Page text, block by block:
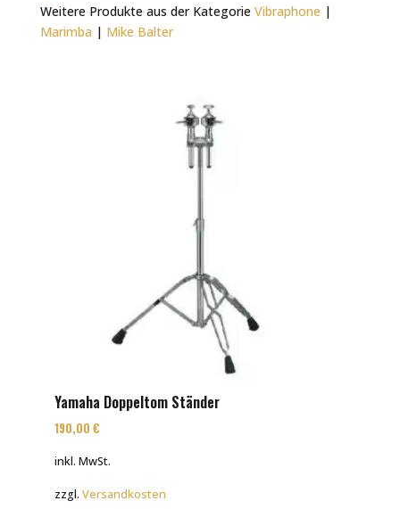
Weitere Produkte aus der Kategorie Vibraphone |
Marimba | Mike Balter
Yamaha Doppeltom Ständer
190,00 €
inkl. MwSt.
zzgl. Versandkosten